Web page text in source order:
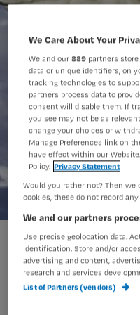
Jos kijkt liever
staat toch even
We Care About Your
We and our889 partners
data or unique identifiers, on
tracking technologies to
partners process data to
consent will disable them. If
you see may not be as
change your choices or
Manage Preferences link on
have effect within our
Policy. Privacy Statement
Would you rather not? Then
cookies, these do not record
We and our partners
Use precise geolocation data.
identification. Store and/or
advertising and content,
research and services
List of Partners (vendors)